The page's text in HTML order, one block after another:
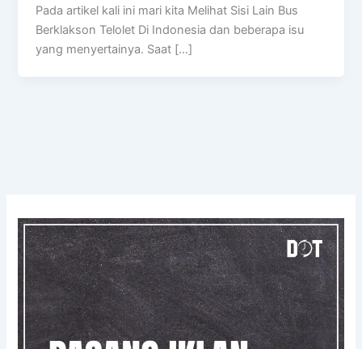
Pada artikel kali ini mari kita Melihat Sisi Lain Bus
Berklakson Telolet Di Indonesia dan beberapa isu
yang menyertainya. Saat […]